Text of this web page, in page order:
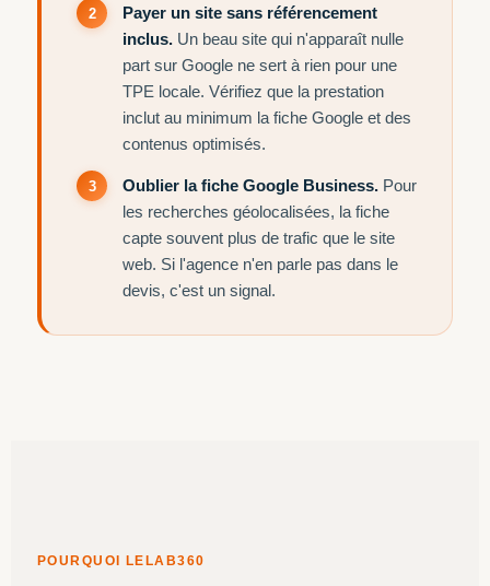
Payer un site sans référencement
inclus. Un beau site qui n'apparaît nulle
part sur Google ne sert à rien pour une
TPE locale. Vérifiez que la prestation
inclut au minimum la fiche Google et des
contenus optimisés.
Oublier la fiche Google Business. Pour
les recherches géolocalisées, la fiche
capte souvent plus de trafic que le site
web. Si l'agence n'en parle pas dans le
devis, c'est un signal.
POURQUOI LELAB360